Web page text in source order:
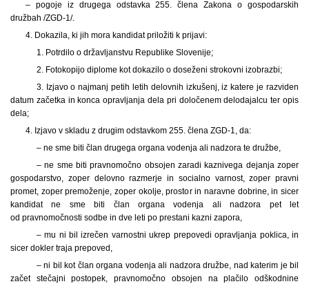
– pogoje iz drugega odstavka 255. člena Zakona o gospodarskih
družbah /ZGD-1/.
4. Dokazila, ki jih mora kandidat priložiti k prijavi:
1. Potrdilo o državljanstvu Republike Slovenije;
2. Fotokopijo diplome kot dokazilo o doseženi strokovni izobrazbi;
3. Izjavo o najmanj petih letih delovnih izkušenj, iz katere je razviden
datum začetka in konca opravljanja dela pri določenem delodajalcu ter opis
dela;
4. Izjavo v skladu z drugim odstavkom 255. člena ZGD-1, da:
– ne sme biti član drugega organa vodenja ali nadzora te družbe,
– ne sme biti pravnomočno obsojen zaradi kaznivega dejanja zoper
gospodarstvo, zoper delovno razmerje in socialno varnost, zoper pravni
promet, zoper premoženje, zoper okolje, prostor in naravne dobrine, in sicer
kandidat ne sme biti član organa vodenja ali nadzora pet let
od pravnomočnosti sodbe in dve leti po prestani kazni zapora,
– mu ni bil izrečen varnostni ukrep prepovedi opravljanja poklica, in
sicer dokler traja prepoved,
– ni bil kot član organa vodenja ali nadzora družbe, nad katerim je bil
začet stečajni postopek, pravnomočno obsojen na plačilo odškodnine